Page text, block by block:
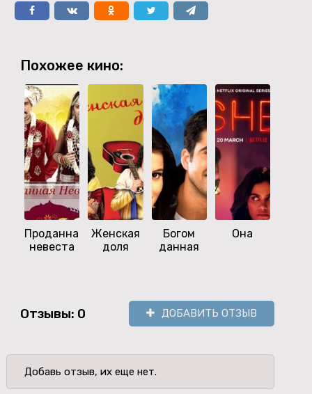
Похожее кино:
Проданная
невеста
Женская
доля
Богом
данная
Она
Отзывы: 0 ДОБАВИТЬ ОТЗЫВ
Добавь отзыв, их еще нет.